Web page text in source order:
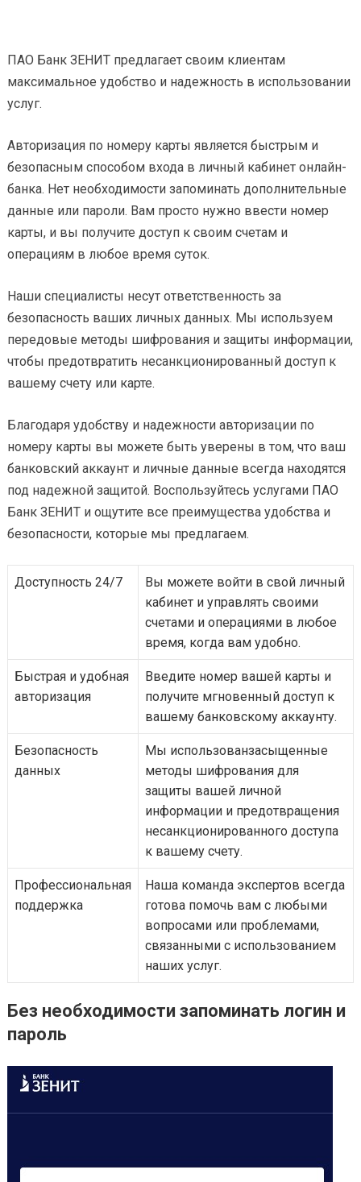
ПАО Банк ЗЕНИТ предлагает своим клиентам
максимальное удобство и надежность в использовании
услуг.
Авторизация по номеру карты является быстрым и
безопасным способом входа в личный кабинет онлайн-
банка. Нет необходимости запоминать дополнительные
данные или пароли. Вам просто нужно ввести номер
карты, и вы получите доступ к своим счетам и
операциям в любое время суток.
Наши специалисты несут ответственность за
безопасность ваших личных данных. Мы используем
передовые методы шифрования и защиты информации,
чтобы предотвратить несанкционированный доступ к
вашему счету или карте.
Благодаря удобству и надежности авторизации по
номеру карты вы можете быть уверены в том, что ваш
банковский аккаунт и личные данные всегда находятся
под надежной защитой. Воспользуйтесь услугами ПАО
Банк ЗЕНИТ и ощутите все преимущества удобства и
безопасности, которые мы предлагаем.
Доступность 24/7
Вы можете войти в свой личный
кабинет и управлять своими
счетами и операциями в любое
время, когда вам удобно.
Быстрая и удобная
авторизация
Введите номер вашей карты и
получите мгновенный доступ к
вашему банковскому аккаунту.
Безопасность
данных
Мы использованзасыщенные
методы шифрования для
защиты вашей личной
информации и предотвращения
несанкционированного доступа
к вашему счету.
Профессиональная
поддержка
Наша команда экспертов всегда
готова помочь вам с любыми
вопросами или проблемами,
связанными с использованием
наших услуг.
Без необходимости запоминать логин и
пароль